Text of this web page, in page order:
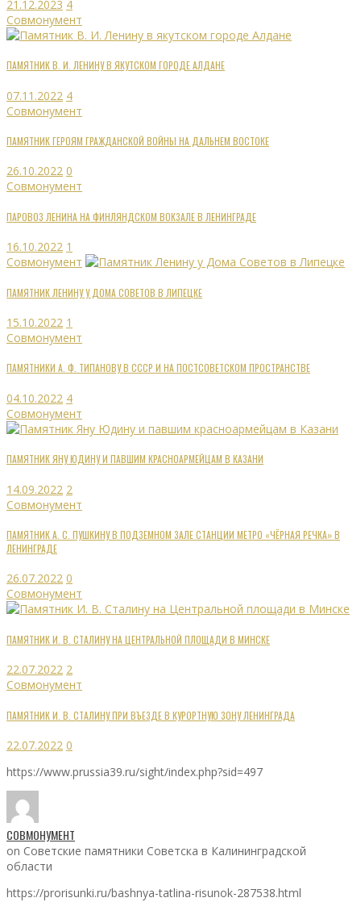
21.12.2023 4
Совмонумент
ПАМЯТНИК В. И. ЛЕНИНУ В ЯКУТСКОМ ГОРОДЕ АЛДАНЕ
07.11.2022 4
Совмонумент
ПАМЯТНИК ГЕРОЯМ ГРАЖДАНСКОЙ ВОЙНЫ НА ДАЛЬНЕМ ВОСТОКЕ
26.10.2022 0
Совмонумент
ПАРОВОЗ ЛЕНИНА НА ФИНЛЯНДСКОМ ВОКЗАЛЕ В ЛЕНИНГРАДЕ
16.10.2022 1
Совмонумент
ПАМЯТНИК ЛЕНИНУ У ДОМА СОВЕТОВ В ЛИПЕЦКЕ
15.10.2022 1
Совмонумент
ПАМЯТНИКИ А. Ф. ТИПАНОВУ В СССР И НА ПОСТСОВЕТСКОМ ПРОСТРАНСТВЕ
04.10.2022 4
Совмонумент
ПАМЯТНИК ЯНУ ЮДИНУ И ПАВШИМ КРАСНОАРМЕЙЦАМ В КАЗАНИ
14.09.2022 2
Совмонумент
ПАМЯТНИК А. С. ПУШКИНУ В ПОДЗЕМНОМ ЗАЛЕ СТАНЦИИ МЕТРО «ЧЁРНАЯ РЕЧКА» В
ЛЕНИНГРАДЕ
26.07.2022 0
Совмонумент
ПАМЯТНИК И. В. СТАЛИНУ НА ЦЕНТРАЛЬНОЙ ПЛОЩАДИ В МИНСКЕ
22.07.2022 2
Совмонумент
ПАМЯТНИК И. В. СТАЛИНУ ПРИ ВЪЕЗДЕ В КУРОРТНУЮ ЗОНУ ЛЕНИНГРАДА
22.07.2022 0
https://www.prussia39.ru/sight/index.php?sid=497
СОВМОНУМЕНТ
on Советские памятники Советска в Калининградской
области
https://prorisunki.ru/bashnya-tatlina-risunok-287538.html